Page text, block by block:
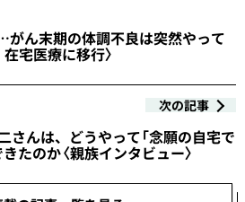
ん末期の体調不良は突然やって
宅医療に移行〉
次の記事
さんは、どうやって「念願の自宅で
たのか〈親族インタビュー〉